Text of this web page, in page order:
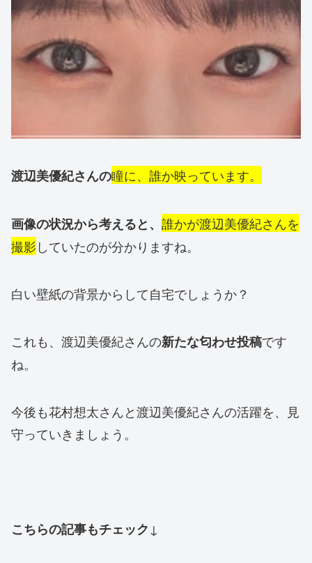
渡辺美優紀さんの瞳に、誰か映っています。
画像の状況から考えると、 誰かが渡辺美優紀さんを
撮影していたのが分かりますね。
白い壁紙の背景からして自宅でしょうか？
これも、渡辺美優紀さんの新たな匂わせ投稿です
ね。
今後も花村想太さんと渡辺美優紀さんの活躍を、見
守っていきましょう。
こちらの記事もチェック ↓